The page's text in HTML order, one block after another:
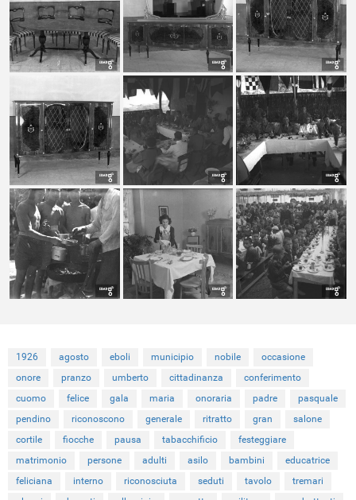
1926 agosto eboli municipio nobile
occasione
onore
pranzo umberto cittadinanza
conferimento
cuomo
felice gala maria onoraria padre
pasquale
pendino
riconoscono generale ritratto gran
salone
cortile
fiocche pausa tabacchificio
festeggiare
matrimonio
persone adulti asilo bambini
educatrice
feliciana
interno riconosciuta seduti tavolo
tremari